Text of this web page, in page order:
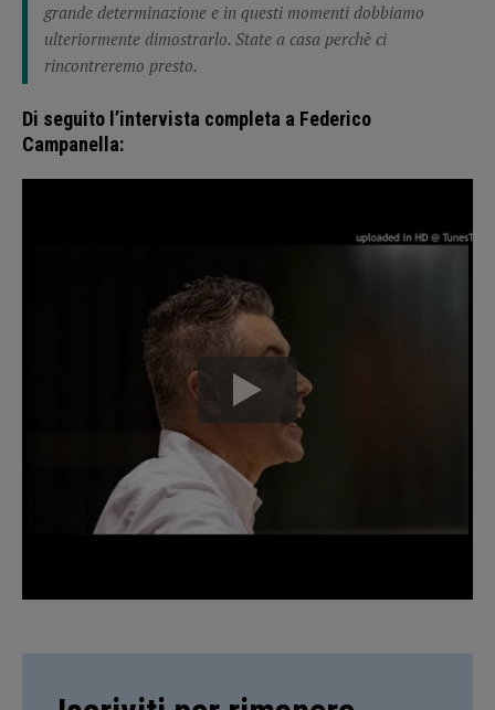
grande determinazione e in questi momenti dobbiamo
ulteriormente dimostrarlo. State a casa perchè ci
rincontreremo presto.
Di seguito l’intervista completa a Federico
Campanella: